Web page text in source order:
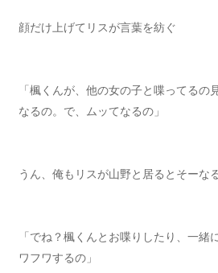
顔だけ上げてリスが言葉を紡ぐ
「楓くんが、他の女の子と喋ってるの
なるの。で、ムッてなるの」
うん、俺もリスが山野と居るとそーな
「でね？楓くんとお喋りしたり、一緒
ワフワするの」